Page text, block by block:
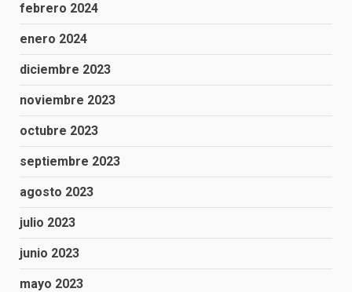
febrero 2024
enero 2024
diciembre 2023
noviembre 2023
octubre 2023
septiembre 2023
agosto 2023
julio 2023
junio 2023
mayo 2023